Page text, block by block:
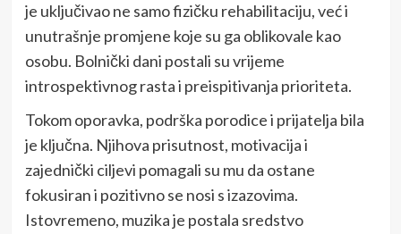
je uključivao ne samo fizičku rehabilitaciju, već i
unutrašnje promjene koje su ga oblikovale kao
osobu. Bolnički dani postali su vrijeme
introspektivnog rasta i preispitivanja prioriteta.
Tokom oporavka, podrška porodice i prijatelja bila
je ključna. Njihova prisutnost, motivacija i
zajednički ciljevi pomagali su mu da ostane
fokusiran i pozitivno se nosi s izazovima.
Istovremeno, muzika je postala sredstvo